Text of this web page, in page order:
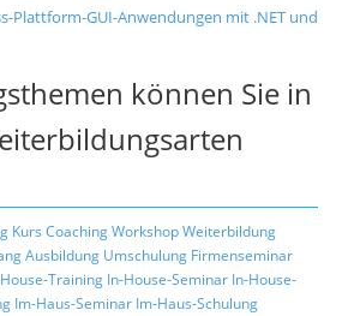
Plattform-GUI-Anwendungen mit .NET und
können Sie in
Kurs CoachingWorkshopWeiterbildung
Ausbildung Umschulung Firmenseminar
Training In-House-Seminar In-House-
Im-Haus-Seminar Im-Haus-Schulung